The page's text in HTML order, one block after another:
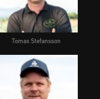
Tomas Stefansson